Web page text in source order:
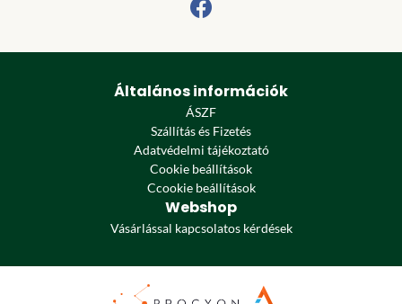
Általános információk
ÁSZF
Szállítás és Fizetés
Adatvédelmi tájékoztató
Cookie beállítások
Ccookie beállítások
Webshop
Vásárlással kapcsolatos kérdések